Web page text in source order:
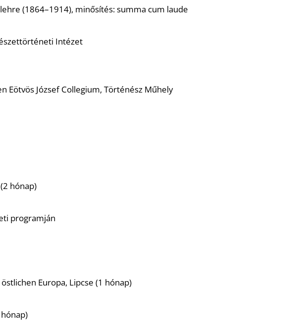
(1864–1914), minősítés: summa cum laude
Intézet
Eötvös József Collegium, Történész Műhely
hónap)
programján
Europa, Lipcse (1 hónap)